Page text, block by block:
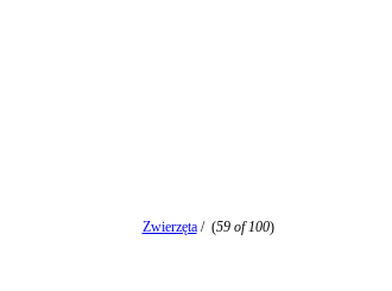
Zwierzęta/ (59 of 100)